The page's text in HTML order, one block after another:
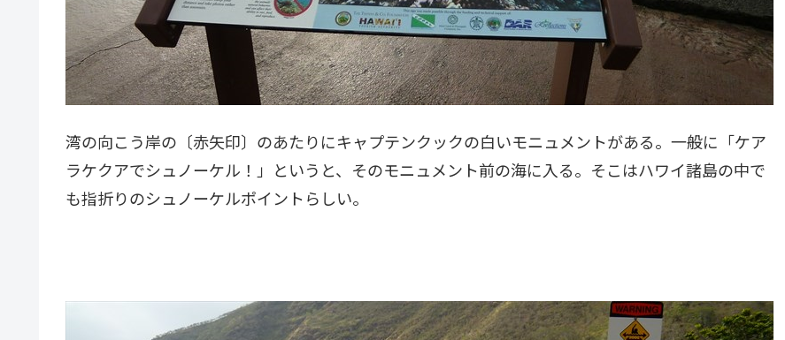
湾の向こう岸の〔赤矢印〕のあたりにキャプテンクックの白いモニュメントがある。一般に「ケア
ラケクアでシュノーケル！」というと、そのモニュメント前の海に入る。そこはハワイ諸島の中で
も指折りのシュノーケルポイントらしい。